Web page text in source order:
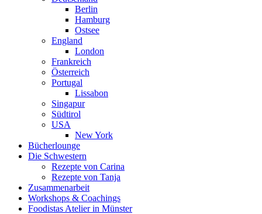
Berlin
Hamburg
Ostsee
England
London
Frankreich
Österreich
Portugal
Lissabon
Singapur
Südtirol
USA
New York
Bücherlounge
Die Schwestern
Rezepte von Carina
Rezepte von Tanja
Zusammenarbeit
Workshops & Coachings
Foodistas Atelier in Münster